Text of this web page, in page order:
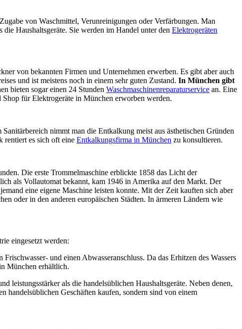
von Waschmittel, Verunreinigungen oder Verfärbungen. Man
Haushaltsgeräte. Sie werden im Handel unter den Elektrogeräten
von bekannten Firmen und Unternehmen erwerben. Es gibt aber auch
und ist meistens noch in einem sehr guten Zustand. In München gibt
bieten sogar einen 24 Stunden Waschmaschinenreparaturservice an. Eine
für Elektrogeräte in München erworben werden.
nimmt man die Entkalkung meist aus ästhetischen Gründen
rentiert es sich oft eine Entkalkungsfirma in München zu konsultieren.
Die erste Trommelmaschine erblickte 1858 das Licht der
als Vollautomat bekannt, kam 1946 in Amerika auf den Markt. Der
eine eigene Maschine leisten konnte. Mit der Zeit kauften sich aber
oder in den anderen europäischen Städten. In ärmeren Ländern wie
eingesetzt werden:
und einen Abwasseranschluss. Da das Erhitzen des Wassers
München erhältlich.
leistungsstärker als die handelsüblichen Haushaltsgeräte. Neben denen,
handelsüblichen Geschäften kaufen, sondern sind von einem